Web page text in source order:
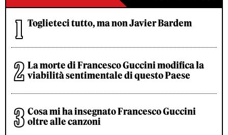
Toglieteci tutto, ma non Javier Bardem
La morte di Francesco Guccini modifica la
viabilità sentimentale di questo Paese
Cosa mi ha insegnato Francesco Guccini
oltre alle canzoni